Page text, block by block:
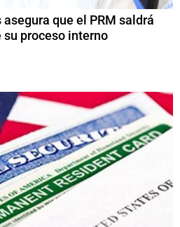
asegura que el PRM saldrá
proceso interno